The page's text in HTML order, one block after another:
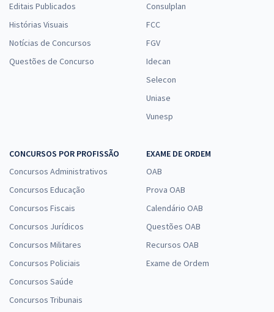
Editais Publicados
Histórias Visuais
Notícias de Concursos
Questões de Concurso
Consulplan
FCC
FGV
Idecan
Selecon
Uniase
Vunesp
CONCURSOS POR PROFISSÃO
Concursos Administrativos
Concursos Educação
Concursos Fiscais
Concursos Jurídicos
Concursos Militares
Concursos Policiais
Concursos Saúde
Concursos Tribunais
EXAME DE ORDEM
OAB
Prova OAB
Calendário OAB
Questões OAB
Recursos OAB
Exame de Ordem